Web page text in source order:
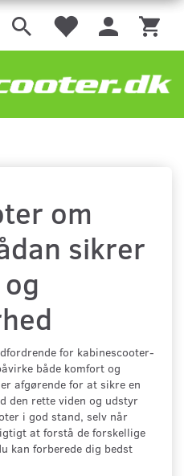
om
sikrer
for kabinescooter-
både komfort og
afgørende for at sikre en
den rette viden og udstyr
i god stand, selv når
at forstå de forskellige
kan forberede dig bedst